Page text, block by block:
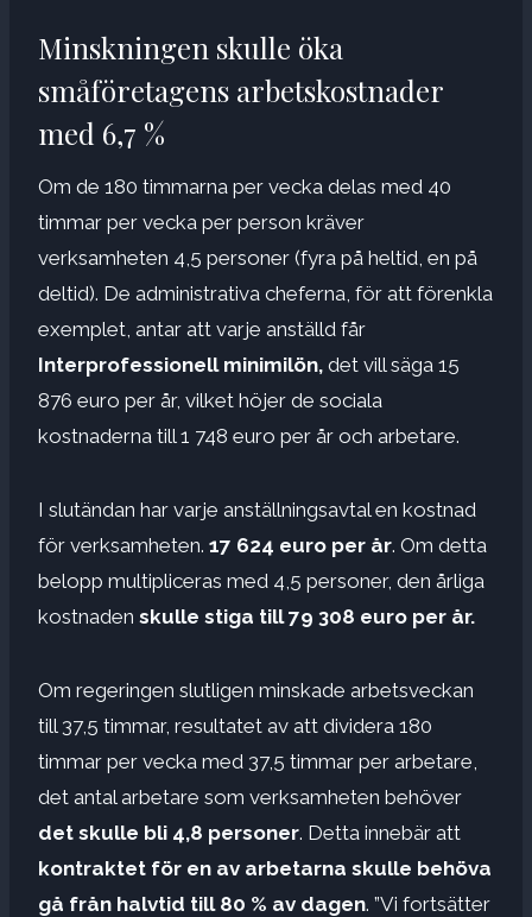
Minskningen skulle öka
småföretagens arbetskostnader
med 6,7 %
Om de 180 timmarna per vecka delas med 40
timmar per vecka per person kräver
verksamheten 4,5 personer (fyra på heltid, en på
deltid). De administrativa cheferna, för att förenkla
exemplet, antar att varje anställd får
Interprofessionell minimilön, det vill säga 15
876 ​​euro per år, vilket höjer de sociala
kostnaderna till 1 748 euro per år och arbetare.
I slutändan har varje anställningsavtal en kostnad
för verksamheten. 17 624 euro per år. Om detta
belopp multipliceras med 4,5 personer, den årliga
kostnaden skulle stiga till 79 308 euro per år.
Om regeringen slutligen minskade arbetsveckan
till 37,5 timmar, resultatet av att dividera 180
timmar per vecka med 37,5 timmar per arbetare,
det antal arbetare som verksamheten behöver
det skulle bli 4,8 personer. Detta innebär att
kontraktet för en av arbetarna skulle behöva
gå från halvtid till 80 % av dagen. ”Vi fortsätter